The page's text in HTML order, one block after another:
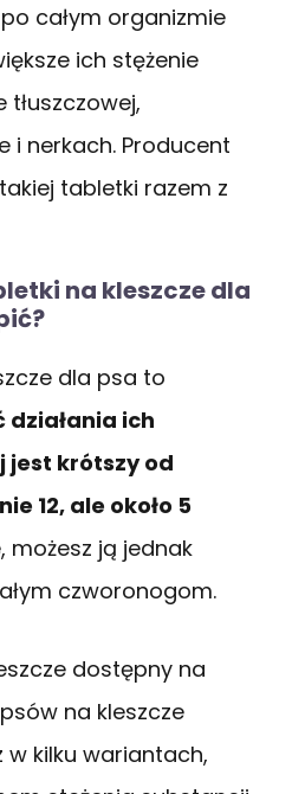
całym organizmie
ich stężenie
i nerkach. Producent
tabletki razem z
na kleszcze dla
dla psa to
działania ich
jest krótszy od
12, ale około 5
możesz ją jednak
czworonogom.
dostępny na
na kleszcze
w kilku wariantach,